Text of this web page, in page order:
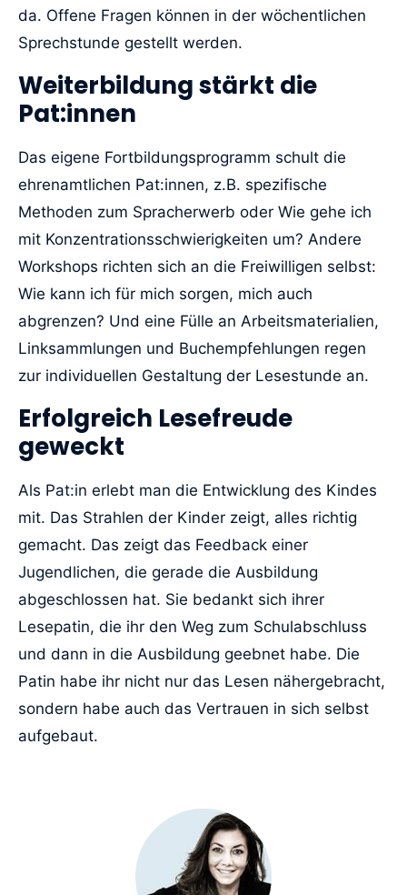
da. Offene Fragen können in der wöchentlichen
Sprechstunde gestellt werden.
Weiterbildung stärkt die
Pat:innen
Das eigene Fortbildungsprogramm schult die
ehrenamtlichen Pat:innen, z.B. spezifische
Methoden zum Spracherwerb oder Wie gehe ich
mit Konzentrationsschwierigkeiten um? Andere
Workshops richten sich an die Freiwilligen selbst:
Wie kann ich für mich sorgen, mich auch
abgrenzen? Und eine Fülle an Arbeitsmaterialien,
Linksammlungen und Buchempfehlungen regen
zur individuellen Gestaltung der Lesestunde an.
Erfolgreich Lesefreude
geweckt
Als Pat:in erlebt man die Entwicklung des Kindes
mit. Das Strahlen der Kinder zeigt, alles richtig
gemacht. Das zeigt das Feedback einer
Jugendlichen, die gerade die Ausbildung
abgeschlossen hat. Sie bedankt sich ihrer
Lesepatin, die ihr den Weg zum Schulabschluss
und dann in die Ausbildung geebnet habe. Die
Patin habe ihr nicht nur das Lesen nähergebracht,
sondern habe auch das Vertrauen in sich selbst
aufgebaut.